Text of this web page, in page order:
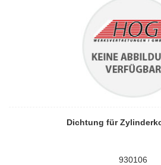
Dichtung für
930106